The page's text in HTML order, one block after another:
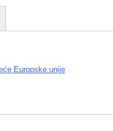
Europske unije